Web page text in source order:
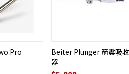
Pro
Beiter Plunger 箭震吸收
器